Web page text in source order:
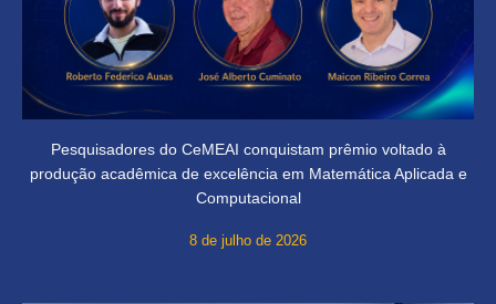
Pesquisadores do CeMEAI conquistam prêmio voltado à
produção acadêmica de excelência em Matemática Aplicada e
Computacional
8 de julho de 2026